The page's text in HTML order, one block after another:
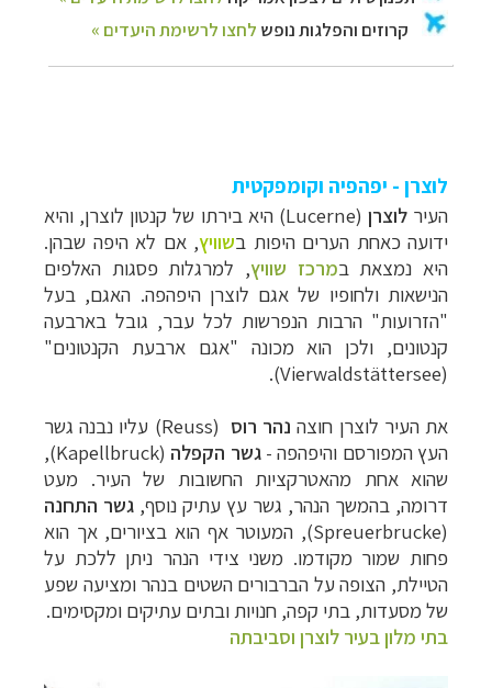
לוצרן - יפהפיה וקומפקטית
העירלוצרן
(Lucerne) היא בירתו של קנטון לוצרן, והיא
ידועה כאחת הערים היפות בשוויץ, אם לא היפה שבהן.
היא נמצאת במרכז שוויץ, למרגלות פסגות האלפים
הנישאות ולחופיו של אגם לוצרן היפהפה. האגם, בעל
"הזרועות" הרבות הנפרשות לכל עבר, גובל בארבעה
קנטונים, ולכן הוא מכונה "אגם ארבעת הקנטונים"
(Vierwaldstättersee).
את העיר לוצרן חוצה נהר רוס
(Reuss) עליו נבנה גשר
העץ המפורסם והיפהפה -גשר הקפלה (Kapellbruck
),
שהוא אחת מהאטרקציות החשובות של העיר. מעט
דרומה, בהמשך הנהר, גשר עץ עתיק נוסף, גשר התחנה
(
Spreuerbrucke), המעוטר אף הוא בציורים, אך הוא
פחות שמור מקודמו. משני צידי הנהר ניתן ללכת על
הטיילת, הצופה על הברבורים השטים בנהר ומציעה שפע
של מסעדות, בתי קפה, חנויות ובתים עתיקים ומקסימים.
בתי מלון בעיר לוצרן וסביבתה